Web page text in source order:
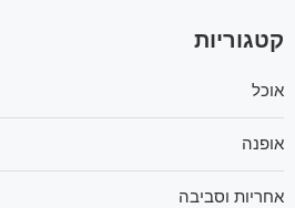
קטגוריות
אוכל
אופנה
אחריות וסביבה